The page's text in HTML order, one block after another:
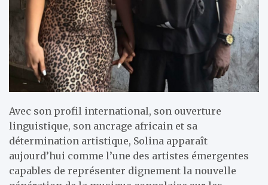
Avec son profil international, son ouverture
linguistique, son ancrage africain et sa
détermination artistique, Solina apparaît
aujourd’hui comme l’une des artistes émergentes
capables de représenter dignement la nouvelle